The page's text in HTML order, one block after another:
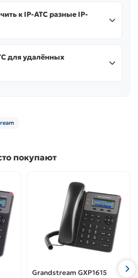
к IP-АТС разные IP-
для удалённых
покупают
Grandstream GXP1615